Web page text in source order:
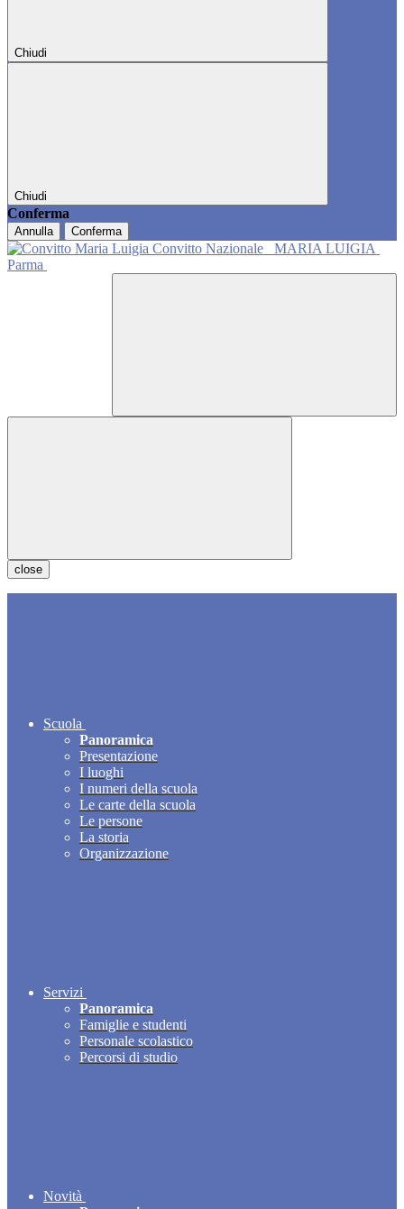
Chiudi
Chiudi
Conferma
Annulla Conferma
Convitto Nazionale
MARIA LUIGIA
Parma
close
Scuola
Panoramica
Presentazione
I luoghi
I numeri della scuola
Le carte della scuola
Le persone
La storia
Organizzazione
Servizi
Panoramica
Famiglie e studenti
Personale scolastico
Percorsi di studio
Novità